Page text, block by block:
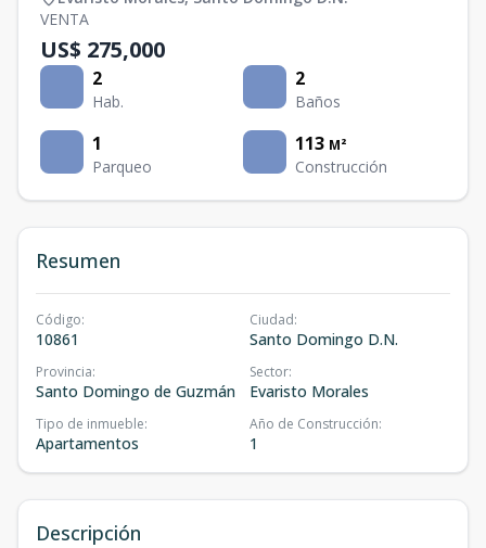
VENTA
US$ 275,000
2
Hab.
2
Baños
1
Parqueo
113 M²
Construcción
Resumen
Código:
10861
Ciudad:
Santo Domingo D.N.
Provincia:
Santo Domingo de Guzmán
Sector:
Evaristo Morales
Tipo de inmueble:
Apartamentos
Año de Construcción:
1
Descripción